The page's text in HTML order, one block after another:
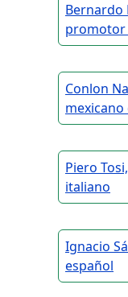
Bernardo
promotor
Conlon
Piero
italiano
Ignacio
español